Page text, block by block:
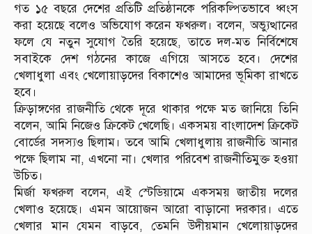
গত ১৫ বছরে দেশের প্রতিটি প্রতিষ্ঠানকে পরিকল্পিতভাবে ধ্বংস
করা হয়েছে বলেও অভিযোগ করেন ফখরুল। বলেন, অভ্যুত্থানের
ফলে যে নতুন সুযোগ তৈরি হয়েছে, তাতে দল-মত নির্বিশেষে
সবাইকে দেশ গঠনের কাজে এগিয়ে আসতে হবে। দেশের
খেলাধুলা এবং খেলোয়াড়দের বিকাশেও আমাদের ভূমিকা রাখতে
হবে।
ক্রিড়াঙ্গণের রাজনীতি থেকে দূরে থাকার পক্ষে মত জানিয়ে তিনি
বলেন, আমি নিজেও ক্রিকেট খেলেছি। একসময় বাংলাদেশ ক্রিকেট
বোর্ডের সদস্যও ছিলাম। তবে আমি খেলাধুলায় রাজনীতি আনার
পক্ষে ছিলাম না, এখনো না। খেলার পরিবেশ রাজনীতিমুক্ত হওয়া
উচিত।
মির্জা ফখরুল বলেন, এই স্টেডিয়ামে একসময় জাতীয় দলের
খেলাও হয়েছে। এমন আয়োজন আরো বাড়ানো দরকার। এতে
খেলার মান যেমন বাড়বে, তেমনি উদীয়মান খেলোয়াড়দের